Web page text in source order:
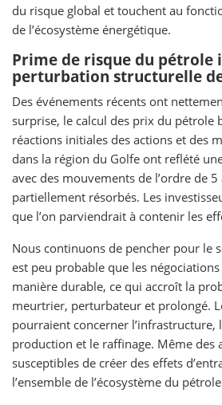
du risque global et touchent au
de l’écosystème énergétique.
Prime de risque du pétrole
perturbation structurelle
Des événements récents ont
surprise, le calcul des prix du pétrole
réactions initiales des actions et des
dans la région du Golfe ont reflété
avec des mouvements de l’ordre de
partiellement résorbés. Les
que l’on parviendrait à contenir les
Nous continuons de pencher pour le
est peu probable que les
manière durable, ce qui accroît la
meurtrier, perturbateur et prolongé.
pourraient concerner l’infrastructure,
production et le raffinage. Même des
susceptibles de créer des effets
l’ensemble de l’écosystème du